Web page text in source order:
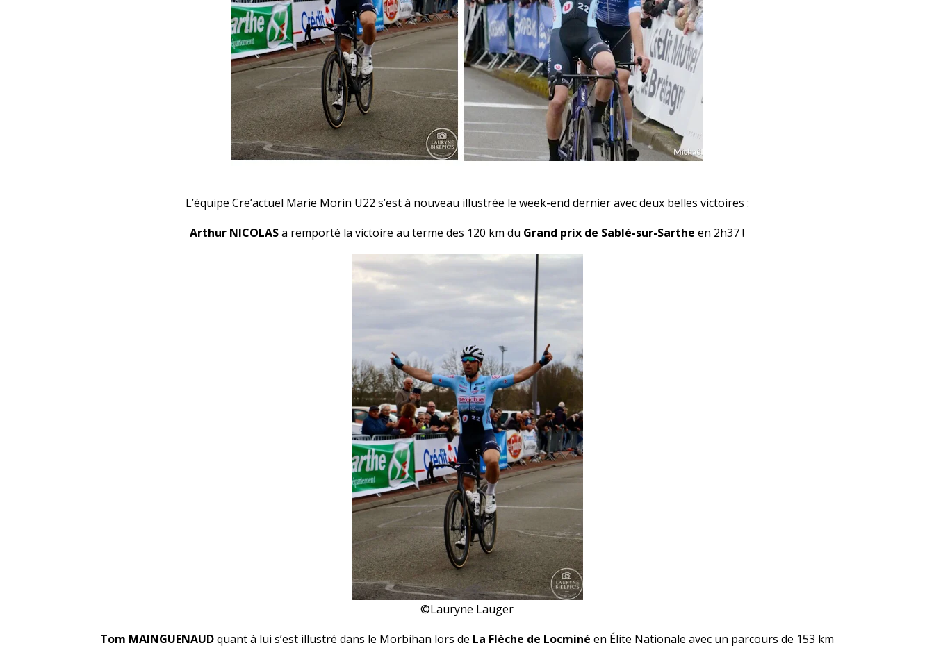
L’équipe Cre’actuel Marie Morin U22 s’est à nouveau illustrée le week-end dernier avec deux belles victoires :
Arthur NICOLASa remporté la victoire au terme des 120 km du Grand prix de Sablé-sur-Sarthe en 2h37 !
©Lauryne Lauger
Tom MAINGUENAUDquant à lui s’est illustré dans le Morbihan lors de La Flèche de Locminé en Élite Nationale avec un parcours de 153 km